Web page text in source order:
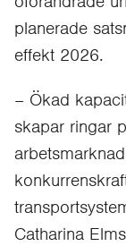
planerade
effekt 2026.
– Ökad
skapar ringar
Catharina